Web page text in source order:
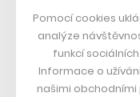
25k
65k
Pomocí cookies
analýze
funkcí
Informace o
našimi